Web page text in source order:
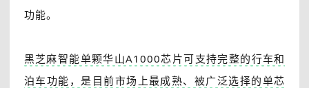
功能。
黑芝麻智能单颗华山A1000芯片可支持完整的行车和
泊车功能，是目前市场上最成熟、被广泛选择的单芯